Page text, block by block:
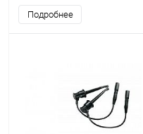
Подробнее